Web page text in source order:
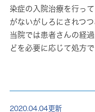
染症の入院治療を行っ
がないがしろにされつつ
当院では患者さんの経
どを必要に応じて処方
2020.04.04更新